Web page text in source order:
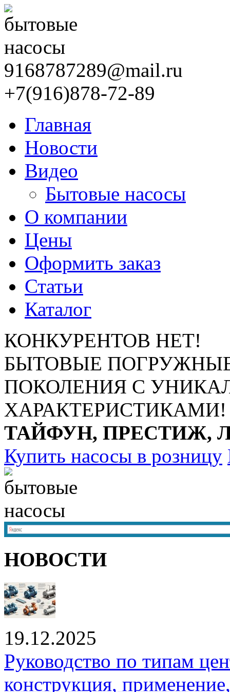
9168787289@mail.ru
+7(916)878-72-89
Главная
Новости
Видео
Бытовые насосы
О компании
Цены
Оформить заказ
Статьи
Каталог
КОНКУРЕНТОВ НЕТ!
БЫТОВЫЕ
ПОКОЛЕНИЯ С
ХАРАКТЕРИСТИКАМИ!
ТАЙФУН, ПРЕСТИЖ,
Купить насосы в розницу
НОВОСТИ
19.12.2025
Руководство по типам
конструкция,